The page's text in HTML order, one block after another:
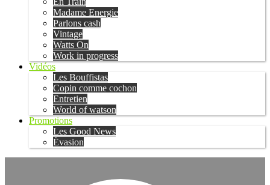
Madame Energie
Parlons cash
Vintage
Watts On
Work in progress
Vidéos
Les Bouffistas
Copin comme cochon
Entretien
World of watson
Promotions
Les Good News
Évasion